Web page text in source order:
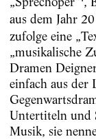
aus dem Jahr
zufolge eine
„musikalische
Dramen
einfach aus der
Untertiteln und
Musik, sie